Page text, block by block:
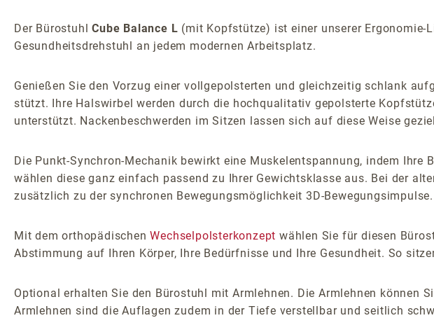
Der BürostuhlCube Balance L (mit Kopfstütze) ist einer unserer
Gesundheitsdrehstuhl an jedem modernen Arbeitsplatz.
Genießen Sie den Vorzug einer vollgepolsterten und gleichzeitig schlank
stützt. Ihre Halswirbel werden durch die hochqualitativ gepolsterte
unterstützt. Nackenbeschwerden im Sitzen lassen sich auf diese Weise
Die Punkt-Synchron-Mechanik bewirkt eine Muskelentspannung, indem
wählen diese ganz einfach passend zu Ihrer Gewichtsklasse aus. Bei der
zusätzlich zu der synchronen Bewegungsmöglichkeit 3D-
Mit dem orthopädischenWechselpolsterkonzept wählen Sie für diesen
Abstimmung auf Ihren Körper, Ihre Bedürfnisse und Ihre Gesundheit. So
Optional erhalten Sie den Bürostuhl mit Armlehnen. Die Armlehnen können
Armlehnen sind die Auflagen zudem in der Tiefe verstellbar und seitlich